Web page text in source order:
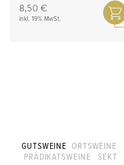
8,50 €
inkl. 19% MwSt.
GUTSWEINE ORTSWEINE
PRÄDIKATSWEINE
SEKT